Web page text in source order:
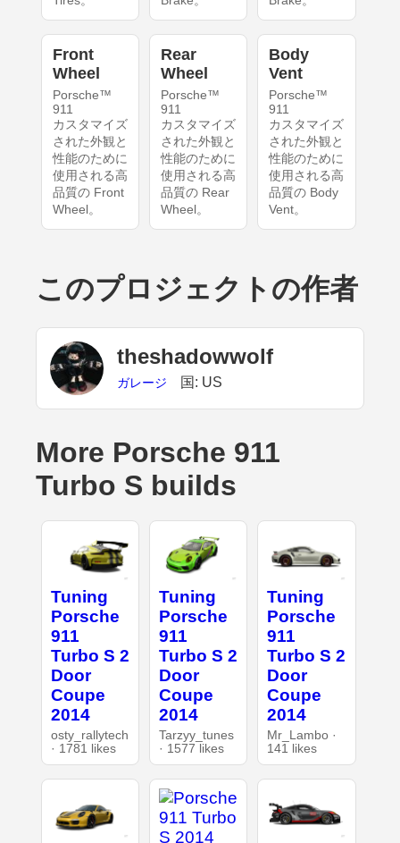
Front
Wheel
Porsche™
911
カスタマイズ
された外観と
性能のために
使用される高
品質の Front
Wheel。
Rear
Wheel
Porsche™
911
カスタマイズ
された外観と
性能のために
使用される高
品質の Rear
Wheel。
Body
Vent
Porsche™
911
カスタマイズ
された外観と
性能のために
使用される高
品質の Body
Vent。
このプロジェクトの作者
theshadowwolf
ガレージ 国: US
More Porsche 911
Turbo S builds
Tuning
Porsche
911
Turbo S 2
Door
Coupe
2014
osty_rallytech
· 1781 likes
Tuning
Porsche
911
Turbo S 2
Door
Coupe
2014
Tarzyy_tunes
· 1577 likes
Tuning
Porsche
911
Turbo S 2
Door
Coupe
2014
Mr_Lambo ·
141 likes